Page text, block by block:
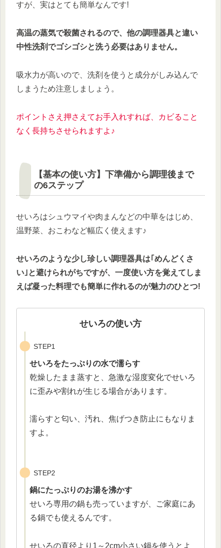
すが、実はとても簡単なんです!
高温の蒸気で殺菌されるので、他の調理器具と違い
中性洗剤でゴシゴシと洗う必要はありません。
吸水力が高いので、洗剤を使うと成分がしみ込んで
しまうため注意しましょう。
ポイントさえ押さえてお手入れすれば、カビること
なく長持ちさせられますよ♪
【基本の使い方】下準備から調理後まで
の6ステップ
せいろはシュウマイや肉まんなどの中華をはじめ、
温野菜、おこわなど幅広く使えます♪
せいろのような少し珍しい調理器具は｢めんどくさ
い｣と避けられがちですが、一度使い方を覚えてしま
えば凝った料理でも簡単に作れるのが魅力のひとつ!
せいろの使い方
STEP1
せいろをたっぷりの水で濡らす
乾燥したまま蒸すと、急激な湿度変化でせいろ
に歪みや割れが生じる場合があります。
濡らすと匂い、汚れ、焦げつき防止にもなりま
すよ。
STEP2
鍋にたっぷりのお湯を沸かす
せいろ専用の鍋も売っていますが、ご家庭にあ
る鍋でも使えるんです。
せいろの直径より1～2cm小さい鍋を使うとよ